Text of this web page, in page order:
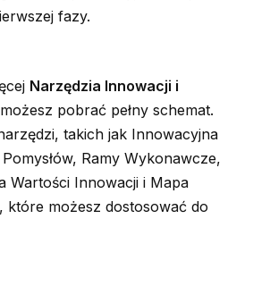
fazy.
Narzędzia Innowacji i
pobrać pełny schemat.
takich jak Innowacyjna
Ramy Wykonawcze,
Wartości Innowacji i Mapa
które możesz dostosować do